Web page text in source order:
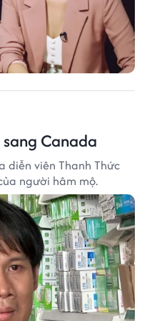
Canada
diễn viên Thanh Thức
người hâm mộ.